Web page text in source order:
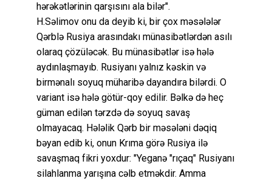
hərəkətlərinin qarşısını ala bilər".
H.Səlimov onu da deyib ki, bir çox məsələlər
Qərblə Rusiya arasındakı münasibətlərdən asılı
olaraq çözüləcək. Bu münasibətlər isə hələ
aydınlaşmayıb. Rusiyanı yalnız kəskin və
birmənalı soyuq müharibə dayandıra bilərdi. O
variant isə hələ götür-qoy edilir. Bəlkə də heç
güman edilən tərzdə də soyuq savaş
olmayacaq. Hələlik Qərb bir məsələni dəqiq
bəyan edib ki, onun Krıma görə Rusiya ilə
savaşmaq fikri yoxdur: "Yeganə "rıçaq" Rusiyanı
silahlanma yarışına cəlb etməkdir. Amma